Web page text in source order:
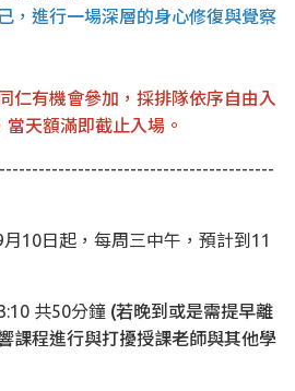
，進行一場深層的身心修復與覺察
仁有機會參加，採排隊依序自由入
天額滿即截止入場。
10日起，每周三中午，預計到11
共50分鐘 (若晚到或是需提早離
課程進行與打擾授課老師與其他學